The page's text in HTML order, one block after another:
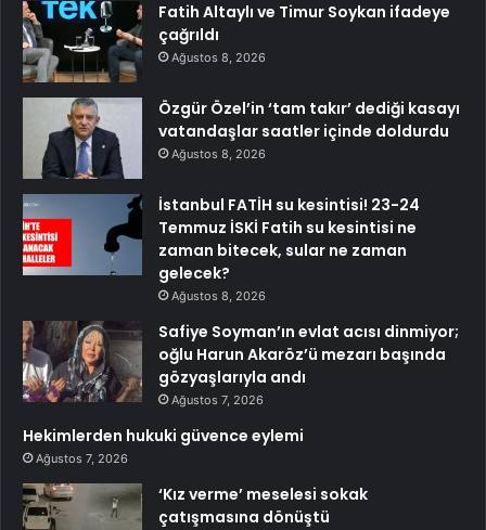
Fatih Altaylı ve Timur Soykan ifadeye
çağrıldı
Ağustos 8, 2026
Özgür Özel’in ‘tam takır’ dediği kasayı
vatandaşlar saatler içinde doldurdu
Ağustos 8, 2026
İstanbul FATİH su kesintisi! 23-24
Temmuz İSKİ Fatih su kesintisi ne
zaman bitecek, sular ne zaman
gelecek?
Ağustos 8, 2026
Safiye Soyman’ın evlat acısı dinmiyor;
oğlu Harun Akaröz’ü mezarı başında
gözyaşlarıyla andı
Ağustos 7, 2026
Hekimlerden hukuki güvence eylemi
Ağustos 7, 2026
‘Kız verme’ meselesi sokak
çatışmasına dönüştü